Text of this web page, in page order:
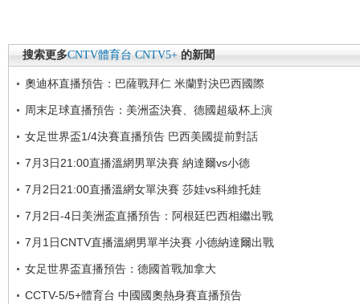
搜索更多CNTV體育台 CNTV5+ 的新聞
奧迪杯直播預告：巴薩戰拜仁 米蘭對決巴西國際
周末足球直播預告：美洲盃決賽、德國超級杯上演
女足世界盃1/4決賽直播預告 巴西美國提前對話
7月3日21:00直播溫網男單決賽 納達爾vs小德
7月2日21:00直播溫網女單決賽 莎娃vs科維托娃
7月2日-4日美洲盃直播預告：阿根廷巴西相繼出戰
7月1日CNTV直播溫網男單半決賽 小德納達爾出戰
女足世界盃直播預告：德國首戰加拿大
CCTV-5/5+體育台 中國國奧熱身賽直播預告